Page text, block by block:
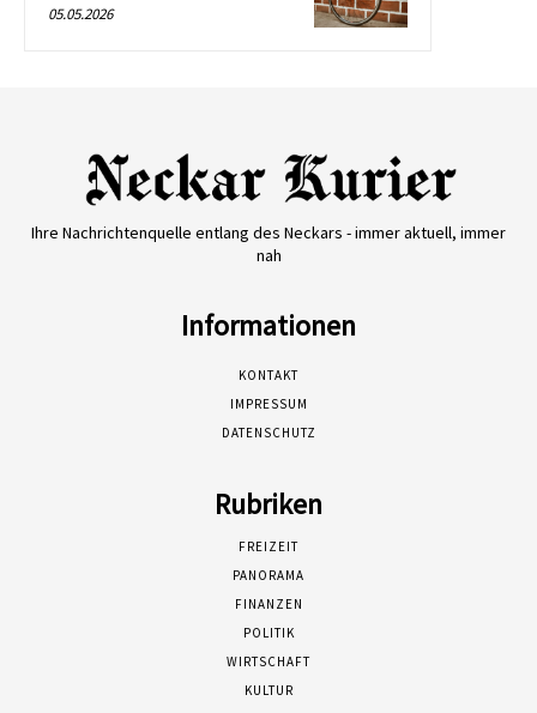
05.05.2026
Ihre Nachrichtenquelle entlang des Neckars - immer aktuell, immer
nah
Informationen
KONTAKT
IMPRESSUM
DATENSCHUTZ
Rubriken
FREIZEIT
PANORAMA
FINANZEN
POLITIK
WIRTSCHAFT
KULTUR